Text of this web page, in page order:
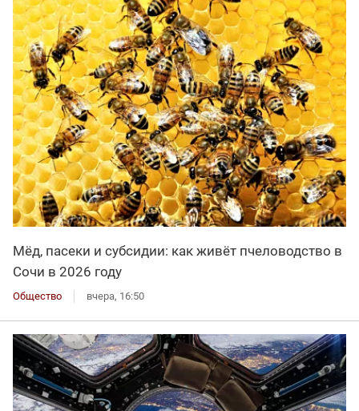
Мёд, пасеки и субсидии: как живёт пчеловодство в
Сочи в 2026 году
Общество вчера, 16:50